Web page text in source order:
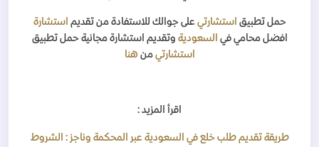
حمل تطبيق استشارتيعلى جوالك للاستفادة من تقديم استشارة
افضل محامي في السعودية وتقديم استشارة مجانية حمل تطبيق
استشارتيمن هنا
اقرأ المزيد :
طريقة تقديم طلب خلع في السعودية عبر المحكمة وناجز : الشروط